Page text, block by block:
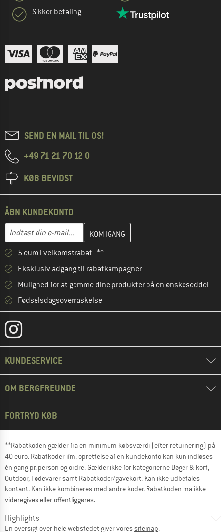
Sikker betaling
SEND EN MAIL TIL OS!
+49 71 21 70 12 0
KØB BEVIDST
ÅBN KUNDEKONTO
E-mail-adresse
Indtast din e-mailadresse her, og opret i næste trin din
5 euro i velkomstrabat **
Eksklusiv adgang til rabatkampagner
Mulighed for at gemme dine produkter på en ønskeseddel
Fødselsdagsoverraskelse
KUNDESERVICE
OM BERGFREUNDE
FORTRYD KØB
**Rabatkoden gælder fra en minimum købsværdi (efter returnering) på
40 euro. Rabatkoder ifm. oprettelse af en kundekonto kan kun indløses
én gang pr. person og ordre. Gælder ikke for kategorierne Bøger & kort,
Outdoor, Fødevarer samt Rabatkoder/gavekort. Kan ikke udbetales
kontant. Kan ikke kombineres med andre koder. Rabatkoden må ikke
videregives eller offentliggøres.
Highlights
En oversigt over hele webstedet giver voressitemap.